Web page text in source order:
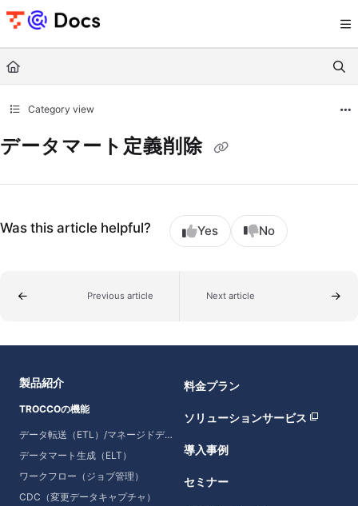
Documentation Index
Use this file to discover all available pages before exploring further.
Category view
データマート定義削除
Was this article helpful? Yes No
Previous article Next article
製品紹介
TROCCOの機能
データ転送（ETL）/マネージドデータ転送
データマート生成（ELT）
ワークフロー（ジョブ管理）
CDC（変更データキャプチャ）
料金プラン
ソリューションサービス
導入事例
セミナー